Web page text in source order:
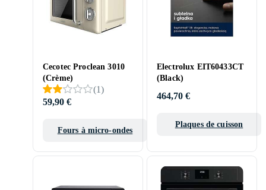
Cecotec Proclean 3010
(Crème)
(1)
59,90 €
Fours à micro-ondes
Electrolux EIT60433CT
(Black)
464,70 €
Plaques de cuisson